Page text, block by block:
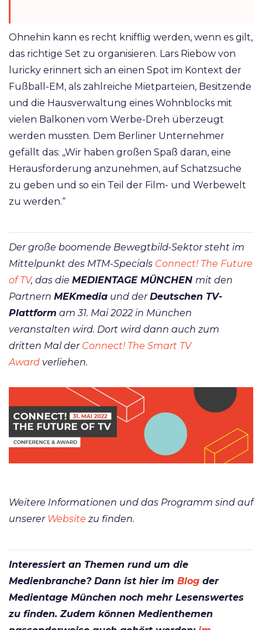
Ohnehin kann es recht knifflig werden, wenn es gilt,
das richtige Set zu organisieren. Lars Riebow von
luricky erinnert sich an einen Spot im Kontext der
Fußball-EM, als zahlreiche Mietparteien, Besitzende
und die Hausverwaltung eines Wohnblocks mit
vielen Balkonen vom Werbe-Dreh überzeugt
werden mussten. Dem Berliner Unternehmer
gefällt das: „Wir haben großen Spaß daran, eine
Herausforderung anzunehmen, auf Schatzsuche
zu geben und so ein Teil der Film- und Werbewelt
zu werden.“
Der große boomende Bewegtbild-Sektor steht im
Mittelpunkt des MTM-Specials Connect! The Future
of TV, das die MEDIENTAGE MÜNCHEN mit den
Partnern MEKmedia und derDeutschen TV-
Plattform am 31. Mai 2022 in München
veranstalten wird. Dort wird dann auch zum
dritten Mal der Connect! The Smart TV
Award verliehen.
Weitere Informationen und das Programm sind auf
unsererWebsite zu finden.
Interessiert an Themen rund um die
Medienbranche? Dann ist hier im Blog der
Medientage München noch mehr Lesenswertes
zu finden. Zudem können Medienthemen